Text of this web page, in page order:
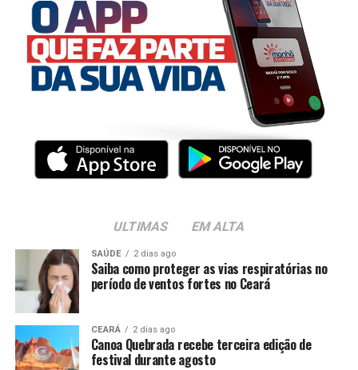
ULTIMAS EM ALTA
SAÚDE 2 dias ago
Saiba como proteger as vias respiratórias no
período de ventos fortes no Ceará
CEARÁ 2 dias ago
Canoa Quebrada recebe terceira edição de
festival durante agosto